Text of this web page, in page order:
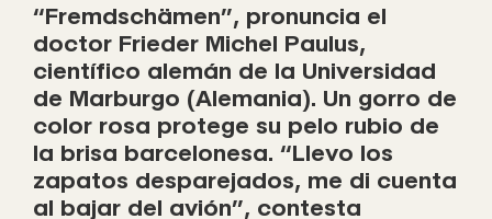
“Fremdschämen”, pronuncia el
doctor Frieder Michel Paulus,
científico alemán de la Universidad
de Marburgo (Alemania). Un gorro de
color rosa protege su pelo rubio de
la brisa barcelonesa. “Llevo los
zapatos desparejados, me di cuenta
al bajar del avión”, contesta